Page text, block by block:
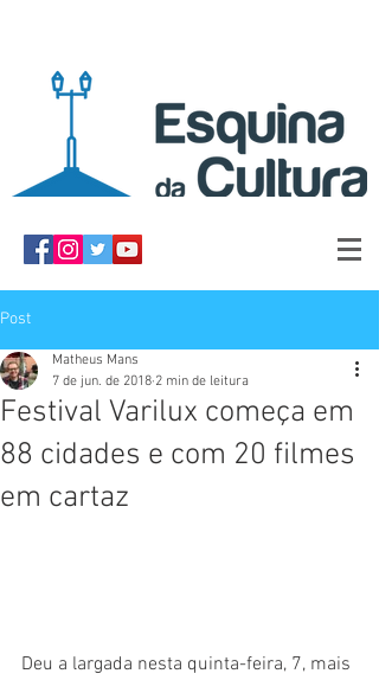
Post
Festival Varilux começa em
88 cidades e com 20 filmes
em cartaz
Matheus Mans
7 de jun. de 2018 2 min de leitura
Deu a largada nesta quinta-feira, 7, mais